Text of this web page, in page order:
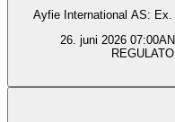
Ayfie International AS:
26. juni 2026 07:00